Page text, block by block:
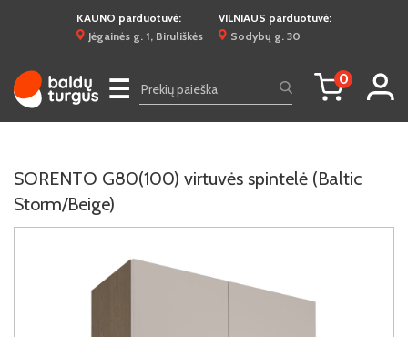
KAUNO parduotuvė:
Jėgainės g. 1, Biruliškės
VILNIAUS parduotuvė:
Sodybų g. 30
☰ 0
SORENTO G80(100) virtuvės spintelė (Baltic
Storm/Beige)